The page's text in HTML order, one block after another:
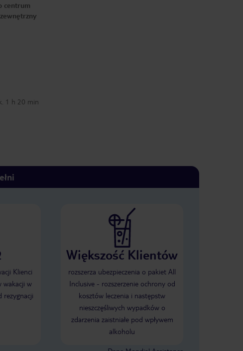
centrum
1 h 20 min
Klienci
wakacji w
rezygnacji
Większość Klientów
rozszerza ubezpieczenia o pakiet All
Inclusive - rozszerzenie ochrony od
kosztów leczenia i następstw
nieszczęśliwych wypadków o
zdarzenia zaistniałe pod wpływem
alkoholu